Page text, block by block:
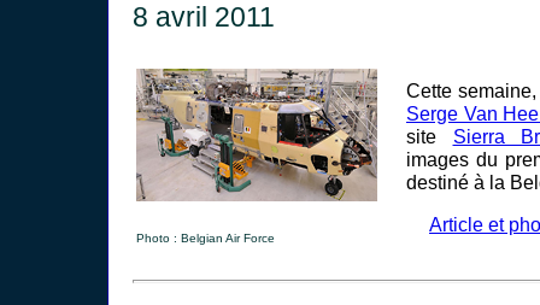
8 avril 2011
Photo : Belgian Air Force
Cette
Serge Van
site Sierra
images du
destiné à la
Article et